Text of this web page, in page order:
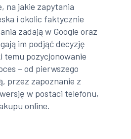
na jakie zapytania
i okolic faktycznie
zadają w Google oraz
im podjąć decyzję
temu pozycjonowanie
– od pierwszego
przez zapoznanie z
w postaci telefonu,
online.